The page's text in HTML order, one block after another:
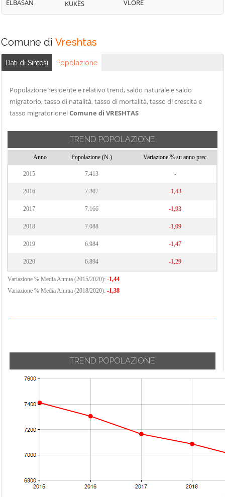
ELBASAN
KUKËS
VLORË
Comune di Vreshtas
Dati di Sintesi Popolazione
Popolazione residente e relativo trend, saldo naturale e saldo
migratorio, tasso di natalità, tasso di mortalità, tasso di crescita e
tasso migratorionelComune di VRESHTAS
TREND POPOLAZIONE
Anno Popolazione (N.) Variazione % su anno prec.
2015 7.413 -
2016 7.307 -1,43
2017 7.166 -1,93
2018 7.088 -1,09
2019 6.984 -1,47
2020 6.894 -1,29
Variazione % Media Annua (2015/2020): -1,44
Variazione % Media Annua (2018/2020): -1,38
TREND POPOLAZIONE